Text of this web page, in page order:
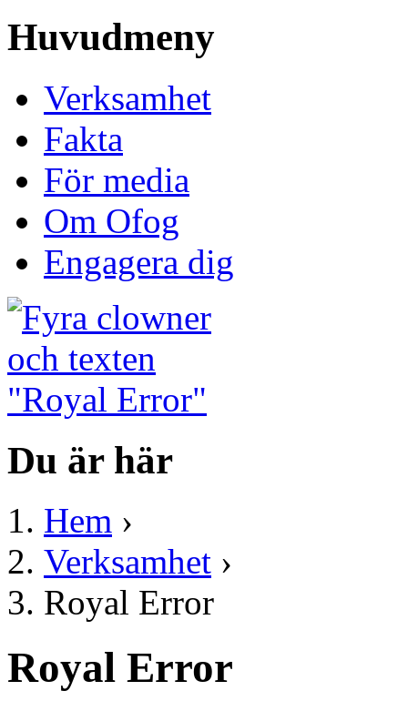
Huvudmeny
Verksamhet
Fakta
För media
Om Ofog
Engagera dig
Du är här
Hem ›
Verksamhet ›
Royal Error
Royal Error